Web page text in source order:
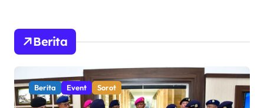
Berita
Berita Event Sorot